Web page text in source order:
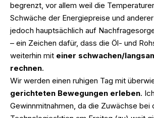
begrenzt, vor allem weil die
Schwäche der Energiepreise und
jedoch hauptsächlich auf
– ein Zeichen dafür, dass die Öl- und
weiterhin mit einer schwachen/
rechnen.
Wir werden einen ruhigen Tag mit
gerichteten Bewegungen erleben.
Gewinnmitnahmen, da die Zuwächse bei